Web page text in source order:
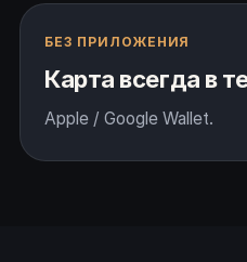
БЕЗ ПРИЛОЖЕНИЯ
Карта всегда в
Apple / Google Wallet.